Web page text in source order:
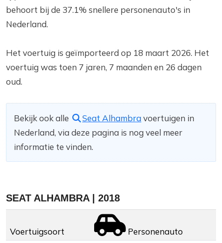
behoort bij de 37.1% snellere personenauto's in
Nederland.
Het voertuig is geïmporteerd op 18 maart 2026. Het
voertuig was toen 7 jaren, 7 maanden en 26 dagen
oud.
Bekijk ook alle Seat Alhambravoertuigen in
Nederland, via deze pagina is nog veel meer
informatie te vinden.
SEAT ALHAMBRA | 2018
Voertuigsoort
Personenauto